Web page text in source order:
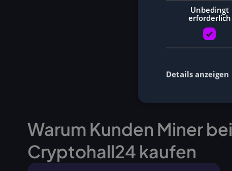
Warum Kunden Miner bei
Cryptohall24 kaufen
Unbedingt
erforderlich
Details anzeigen